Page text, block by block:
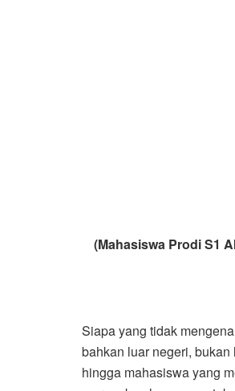
(Mahasiswa Prodi S1
Siapa yang tidak
bahkan luar negeri,
hingga mahasiswa yang